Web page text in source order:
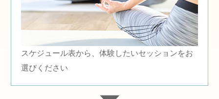
スケジュール表から、体験したいセッションをお
選びください